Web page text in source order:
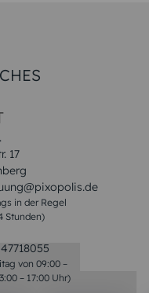
17
in der Regel
Stunden)
von 09:00 –
– 17:00 Uhr)